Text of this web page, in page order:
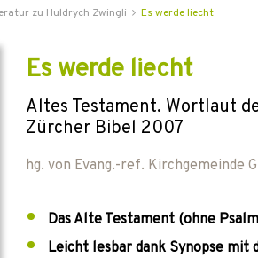
zu Huldrych Zwingli Es werde liecht
Es werde liecht
Altes Testament. Wortlaut
Zürcher Bibel 2007
hg. von Evang.-ref. Kirchgemeinde
Das Alte Testament (ohne
Leicht lesbar dank Synopse mit